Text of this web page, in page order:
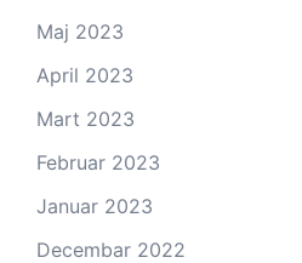
Maj 2023
April 2023
Mart 2023
Februar 2023
Januar 2023
Decembar 2022